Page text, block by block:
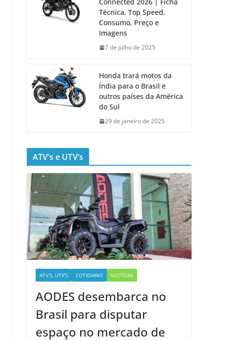
Técnica, Top Speed,
Consumo, Preço e
Imagens
7 de julho de 2025
Honda trará motos da
Índia para o Brasil e
outros países da América
do Sul
29 de janeiro de 2025
ATV’s e UTV’s
ATV'S, UTV'S COTIDIANO NOTÍCIAS
AODES desembarca no
Brasil para disputar
espaço no mercado de